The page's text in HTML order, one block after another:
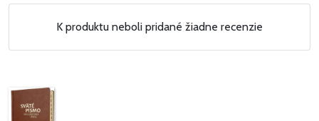
K produktu neboli pridané žiadne recenzie